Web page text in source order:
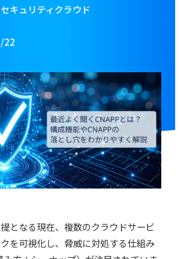
キュリティクラウド
22
となる現在、複数のクラウドサービ
を可視化し、脅威に対処する仕組み